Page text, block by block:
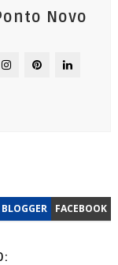
Novo
BLOGGER FACEBOOK